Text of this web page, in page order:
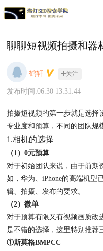
聊聊短视频拍摄和器
鹤轩 关注
发布时间:06.30 13:31:44
拍摄短视频的第一步就是选择
专业度和预算，不同的团队规
1.相机的选择
（1）0元预算
对于初始团队来说，由于前期
如，华为、iPhone的高端机型
辑、拍摄、发布的要求。
（2）微单
对于预算有限又有视频画质改
是不错的选择，这里特别推荐
①斯莫格BMPCC